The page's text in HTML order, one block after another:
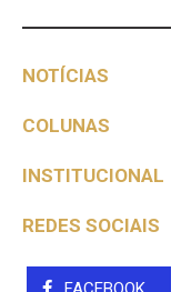
NOTÍCIAS
COLUNAS
INSTITUCIONAL
REDES SOCIAIS